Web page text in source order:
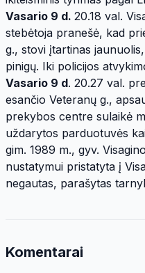
Vasario 9 d. 20.18 val.
stebėtoja pranešė, kad
g., stovi įtartinas
pinigų. Iki policijos
Vasario 9 d. 20.27 val.
esančio Veteranų g.,
prekybos centre sulaikė
uždarytos parduotuvės
gim. 1989 m., gyv.
nustatymui pristatyta į
negautas, parašytas
Komentarai